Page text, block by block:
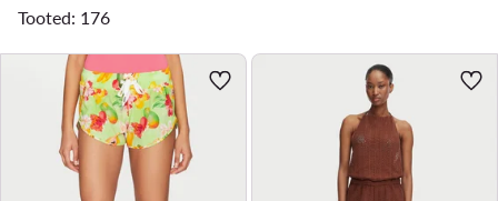
Tooted: 176